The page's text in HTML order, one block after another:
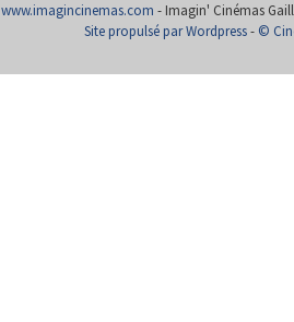
www.imagincinemas.com - Imagin' Cinémas
Site propulsé par Wordpress- ©